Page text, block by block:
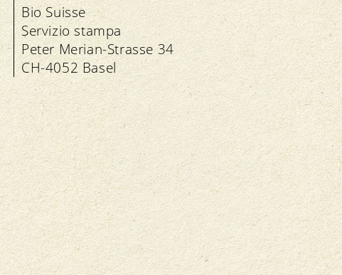
Trasparenza
Direttive
Controllo
Importazione
Assicurazione della qualità
In seno all’associazione
Direttive
Bio Suisse
Servizio stampa
Peter Merian-Strasse 34
CH-4052 Basel